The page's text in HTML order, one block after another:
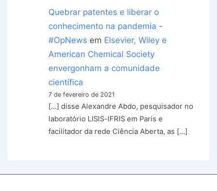
Quebrar patentes e liberar o
conhecimento na pandemia -
#OpNews em Elsevier, Wiley e
American Chemical Society
envergonham a comunidade
científica
7 de fevereiro de 2021
[…] disse Alexandre Abdo, pesquisador no
laboratório LISIS-IFRIS em Paris e
facilitador da rede Ciência Aberta, as […]